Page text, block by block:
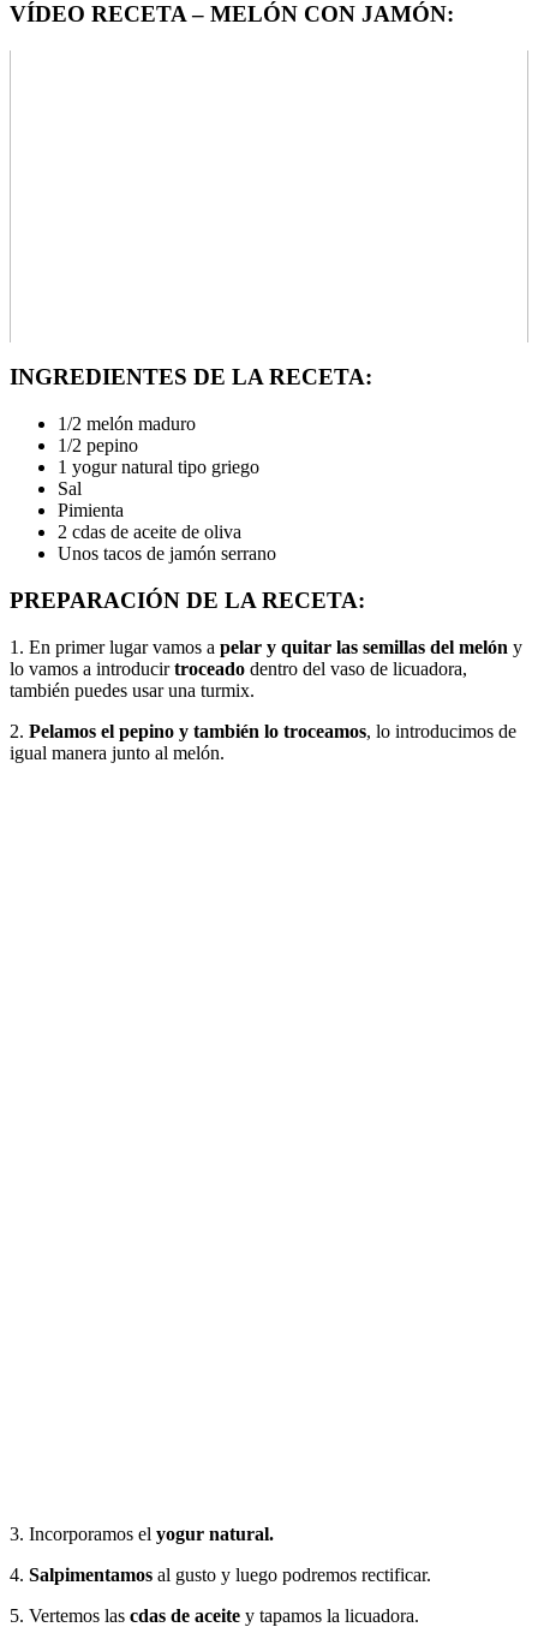
VÍDEO RECETA – MELÓN CON JAMÓN:
INGREDIENTES DE LA RECETA:
1/2 melón maduro
1/2 pepino
1 yogur natural tipo griego
Sal
Pimienta
2 cdas de aceite de oliva
Unos tacos de jamón serrano
PREPARACIÓN DE LA RECETA:
1. En primer lugar vamos a pelar y quitar las semillas del melón y
lo vamos a introducirtroceado dentro del vaso de licuadora,
también puedes usar una turmix.
2. Pelamos el pepino y también lo troceamos, lo introducimos de
igual manera junto al melón.
3. Incorporamos el yogur natural.
4. Salpimentamos al gusto y luego podremos rectificar.
5. Vertemos las cdas de aceite y tapamos la licuadora.